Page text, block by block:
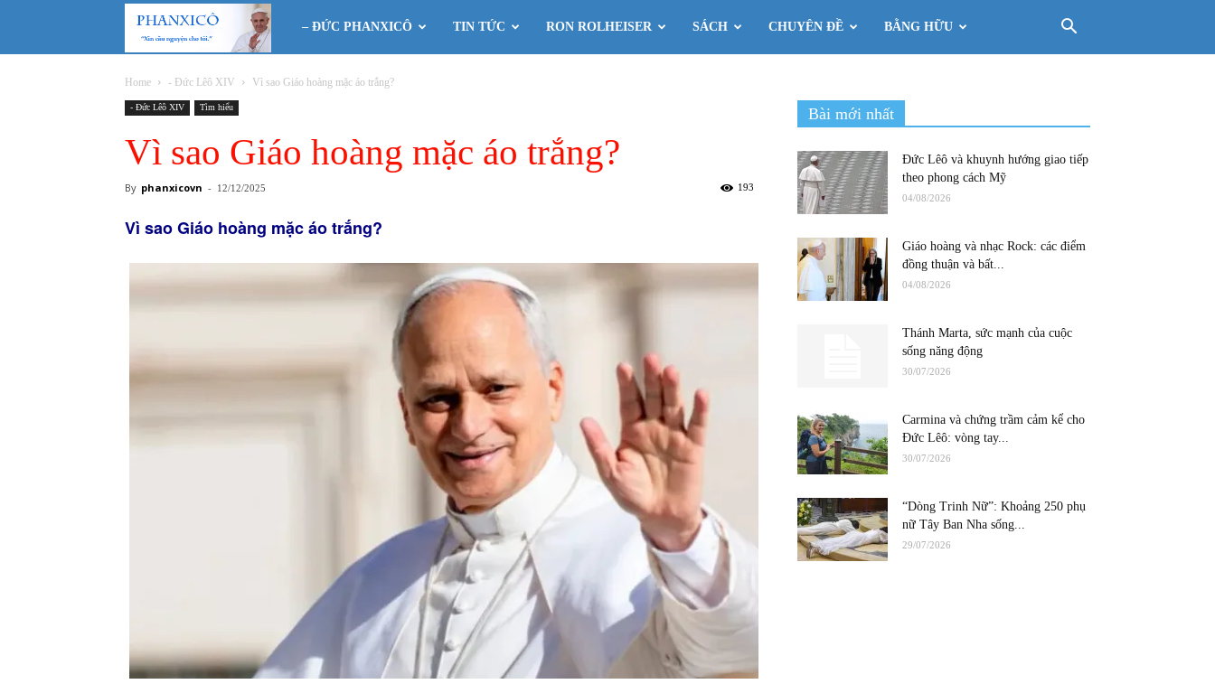
Phanxicô
– ĐỨC PHANXICÔ TIN TỨC RON ROLHEISER SÁCH CHUYÊN ĐỀ BẰNG HỮU
Home - Đức Lêô XIV Vì sao Giáo hoàng mặc áo trắng?
- Đức Lêô XIV Tìm hiểu
Vì sao Giáo hoàng mặc áo trắng?
By phanxicovn - 12/12/2025 193
Vì sao Giáo hoàng mặc áo trắng?
Bài mới nhất
Đức Lêô và khuynh hướng giao tiếp
theo phong cách Mỹ
04/08/2026
Giáo hoàng và nhạc Rock: các điểm
đồng thuận và bất...
04/08/2026
Thánh Marta, sức mạnh của cuộc
sống năng động
30/07/2026
Carmina và chứng trầm cảm kể cho
Đức Lêô: vòng tay...
30/07/2026
“Dòng Trinh Nữ”: Khoảng 250 phụ
nữ Tây Ban Nha sống...
29/07/2026